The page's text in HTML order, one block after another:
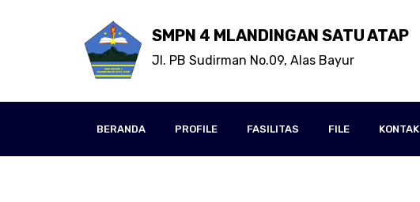
SMPN 4 MLANDINGAN SATU ATAP
Jl. PB Sudirman No.09, Alas Bayur
BERANDA PROFILE FASILITAS FILE KONTAK